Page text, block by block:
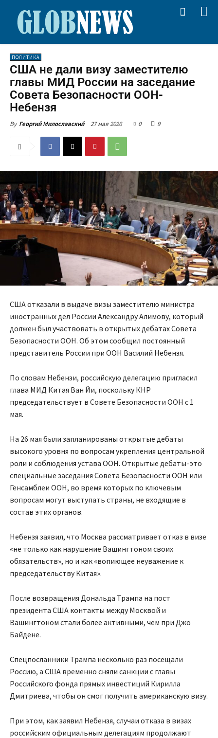
ПОЛИТИКА
США не дали визу заместителю
главы МИД России на заседание
Совета Безопасности ООН-
Небензя
By Георгий Милославский 27 мая 2026 0 9
США отказали в выдаче визы заместителю министра
иностранных дел России Александру Алимову, который
должен был участвовать в открытых дебатах Совета
Безопасности ООН. Об этом сообщил постоянный
представитель России при ООН Василий Небензя.
По словам Небензи, российскую делегацию пригласил
глава МИД Китая Ван Йи, поскольку КНР
председательствует в Совете Безопасности ООН с 1
мая.
На 26 мая были запланированы открытые дебаты
высокого уровня по вопросам укрепления центральной
роли и соблюдения устава ООН. Открытые дебаты-это
специальные заседания Совета Безопасности ООН или
Генсамблеи ООН, во время которых по ключевым
вопросам могут выступать страны, не входящие в
состав этих органов.
Небензя заявил, что Москва рассматривает отказ в визе
«не только как нарушение Вашингтоном своих
обязательств», но и как «вопиющее неуважение к
председательству Китая».
После возвращения Дональда Трампа на пост
президента США контакты между Москвой и
Вашингтоном стали более активными, чем при Джо
Байдене.
Спецпосланники Трампа несколько раз посещали
Россию, а США временно сняли санкции с главы
Российского фонда прямых инвестиций Кирилла
Дмитриева, чтобы он смог получить американскую визу.
При этом, как заявил Небензя, случаи отказа в визах
российским официальным делегациям продолжают